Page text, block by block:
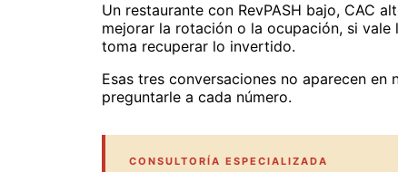
Un restaurante con RevPASH bajo, CAC
mejorar la rotación o la ocupación, si
toma recuperar lo invertido.
Esas tres conversaciones no aparecen
preguntarle a cada número.
CONSULTORÍA ESPECIALIZADA